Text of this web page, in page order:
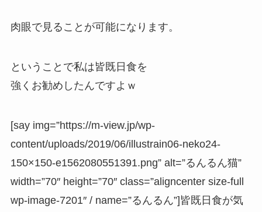
肉眼で見ることが可能になります。
ということで私は皆既日食を
強くお勧めしたんですよｗ
[say img=”https://m-view.jp/wp-
content/uploads/2019/06/illustrain06-neko24-
150×150-e1562080551391.png” alt=”るんるん猫”
width=”70″ height=”70″ class=”aligncenter size-full
wp-image-7201″ / name=”るんるん”]皆既日食が気